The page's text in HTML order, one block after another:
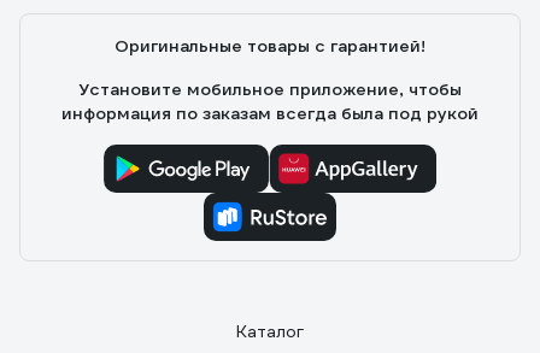
Оригинальные товары с гарантией!
Установите мобильное приложение, чтобы
информация по заказам всегда была под рукой
Каталог